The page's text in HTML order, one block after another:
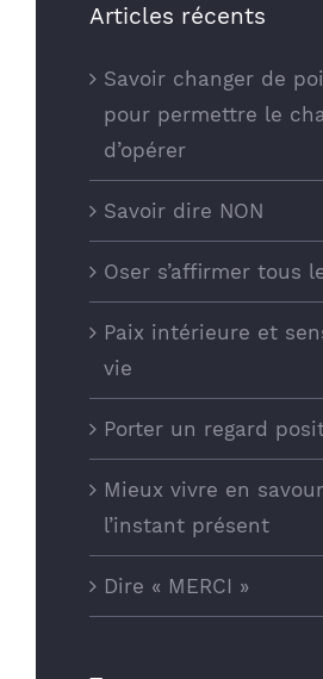
Articles récents
Savoir changer de
pour permettre le
d’opérer
Savoir dire NON
Oser s’affirmer tous
Paix intérieure et
vie
Porter un regard
Mieux vivre en
l’instant présent
Dire « MERCI »
JV
4 rue de la Brèche